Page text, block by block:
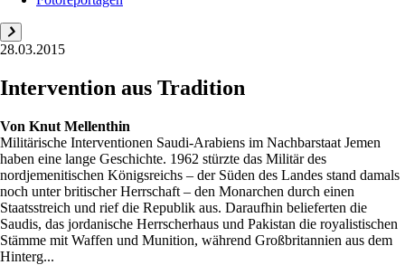
28.03.2015
Intervention aus Tradition
Von Knut Mellenthin
Militärische Interventionen Saudi-Arabiens im Nachbarstaat Jemen
haben eine lange Geschichte. 1962 stürzte das Militär des
nordjemenitischen Königsreichs – der Süden des Landes stand damals
noch unter britischer Herrschaft – den Monarchen durch einen
Staatsstreich und rief die Republik aus. Daraufhin belieferten die
Saudis, das jordanische Herrscherhaus und Pakistan die royalistischen
Stämme mit Waffen und Munition, während Großbritannien aus dem
Hinterg...